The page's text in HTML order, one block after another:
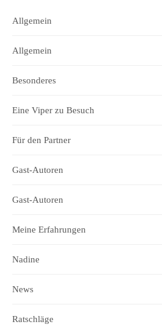
Allgemein
Allgemein
Besonderes
Eine Viper zu Besuch
Für den Partner
Gast-Autoren
Gast-Autoren
Meine Erfahrungen
Nadine
News
Ratschläge